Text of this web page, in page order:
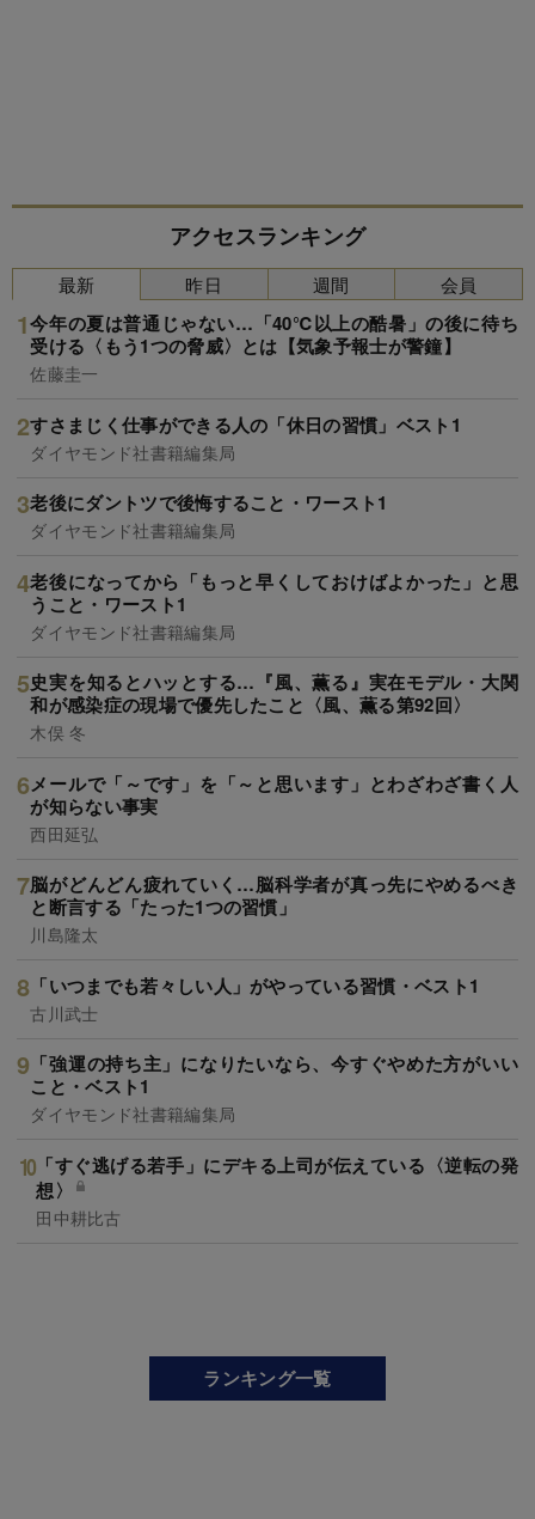
アクセスランキング
最新
今年の夏は普通じゃない…「40℃以上の酷暑」の後に待ち
受ける〈もう1つの脅威〉とは【気象予報士が警鐘】
佐藤圭一
すさまじく仕事ができる人の「休日の習慣」ベスト1
ダイヤモンド社書籍編集局
老後にダントツで後悔すること・ワースト1
ダイヤモンド社書籍編集局
老後になってから「もっと早くしておけばよかった」と思
うこと・ワースト1
ダイヤモンド社書籍編集局
史実を知るとハッとする…『風、薫る』実在モデル・大関
和が感染症の現場で優先したこと〈風、薫る第92回〉
木俣 冬
メールで「～です」を「～と思います」とわざわざ書く人
が知らない事実
西田延弘
脳がどんどん疲れていく…脳科学者が真っ先にやめるべき
と断言する「たった1つの習慣」
川島隆太
「いつまでも若々しい人」がやっている習慣・ベスト1
古川武士
「強運の持ち主」になりたいなら、今すぐやめた方がいい
こと・ベスト1
ダイヤモンド社書籍編集局
「すぐ逃げる若手」にデキる上司が伝えている〈逆転の発
想〉
田中耕比古
昨日 週間 会員
ランキング一覧